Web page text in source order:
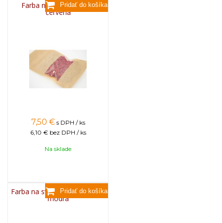
Farba na sviečky, 25g -
červená
7,50 € s DPH / ks
6,10 € bez DPH / ks
Na sklade
Farba na sviečky, 25g - svetlo
modrá